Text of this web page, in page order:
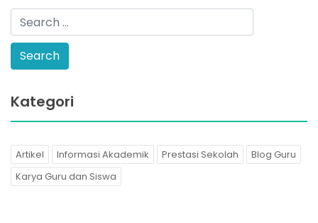
Kategori
Artikel Informasi Akademik Prestasi Sekolah
Blog Guru
Karya Guru dan Siswa